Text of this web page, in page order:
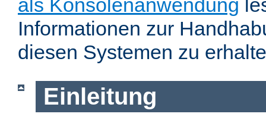
als Konsolenanwendung
Informationen zur
diesen Systemen zu
Einleitung